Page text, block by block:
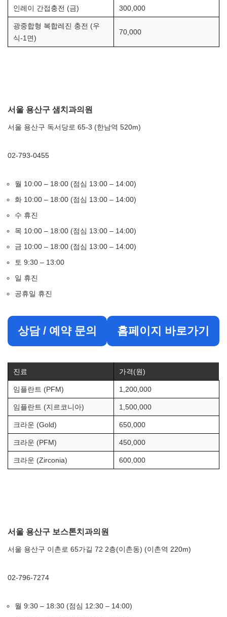
인레이 간접충전 (금) 300,000
광중합형 복합레진 충전 (우
식-1면)
70,000
서울 용산구 샘치과의원
서울 용산구 독서당로 65-3 (한남역 520m)
02-793-0455
월 10:00 – 18:00 (점심 13:00 – 14:00)
화 10:00 – 18:00 (점심 13:00 – 14:00)
수 휴진
목 10:00 – 18:00 (점심 13:00 – 14:00)
금 10:00 – 18:00 (점심 13:00 – 14:00)
토 9:30 – 13:00
일 휴진
공휴일 휴진
상담 / 예약 문의 홈페이지 바로가기
진료 가격(원)
임플란트 (PFM) 1,200,000
임플란트 (지르코니아) 1,500,000
크라운 (Gold) 650,000
크라운 (PFM) 450,000
크라운 (Zirconia) 600,000
서울 용산구 보스톤치과의원
서울 용산구 이촌로 65가길 72 2층(이촌동) (이촌역 220m)
02-796-7274
월 9:30 – 18:30 (점심 12:30 – 14:00)